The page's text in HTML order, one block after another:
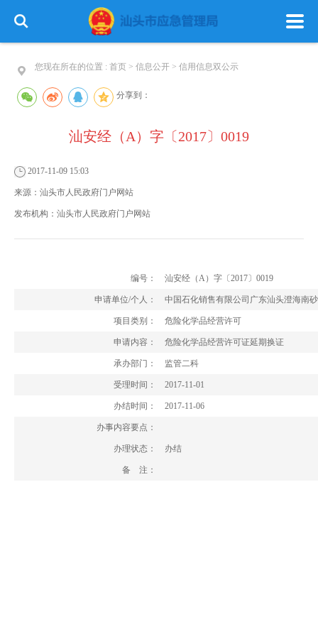
政务公开 政务服务
信息公开
您现在所在的位置 : 首页 > 信息公开 > 信用信息双公示
分享到：
汕安经（A）字〔2017〕0019
2017-11-09 15:03
来源： 汕头市人民政府门户网站
发布机构： 汕头市人民政府门户网站
编号： 汕安经（A）字〔2017〕0019
申请单位/个人： 中国石化销售有限公司广东汕头澄海南
项目类别： 危险化学品经营许可
申请内容： 危险化学品经营许可证延期换证
承办部门： 监管二科
受理时间： 2017-11-01
办结时间： 2017-11-06
办事内容要点：
办理状态： 办结
备 注：